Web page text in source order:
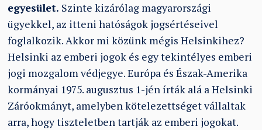
egyesület. Szinte kizárólag magyarországi
ügyekkel, az itteni hatóságok jogsértéseivel
foglalkozik. Akkor mi közünk mégis Helsinkihez?
Helsinki az emberi jogok és egy tekintélyes emberi
jogi mozgalom védjegye. Európa és Észak-Amerika
kormányai 1975. augusztus 1-jén írták alá a Helsinki
Záróokmányt, amelyben kötelezettséget vállaltak
arra, hogy tiszteletben tartják az emberi jogokat.